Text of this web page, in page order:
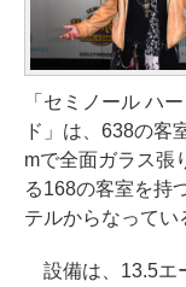
「セミノール ハ
ド」は、638の客
mで全面ガラス張
る168の客室を持
テルからなってい
設備は、13.5エ